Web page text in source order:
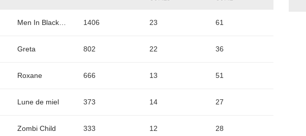
Men In Black International 1406 23 61
Greta 802 22 36
Roxane 666 13 51
Lune de miel 373 14 27
Zombi Child 333 12 28